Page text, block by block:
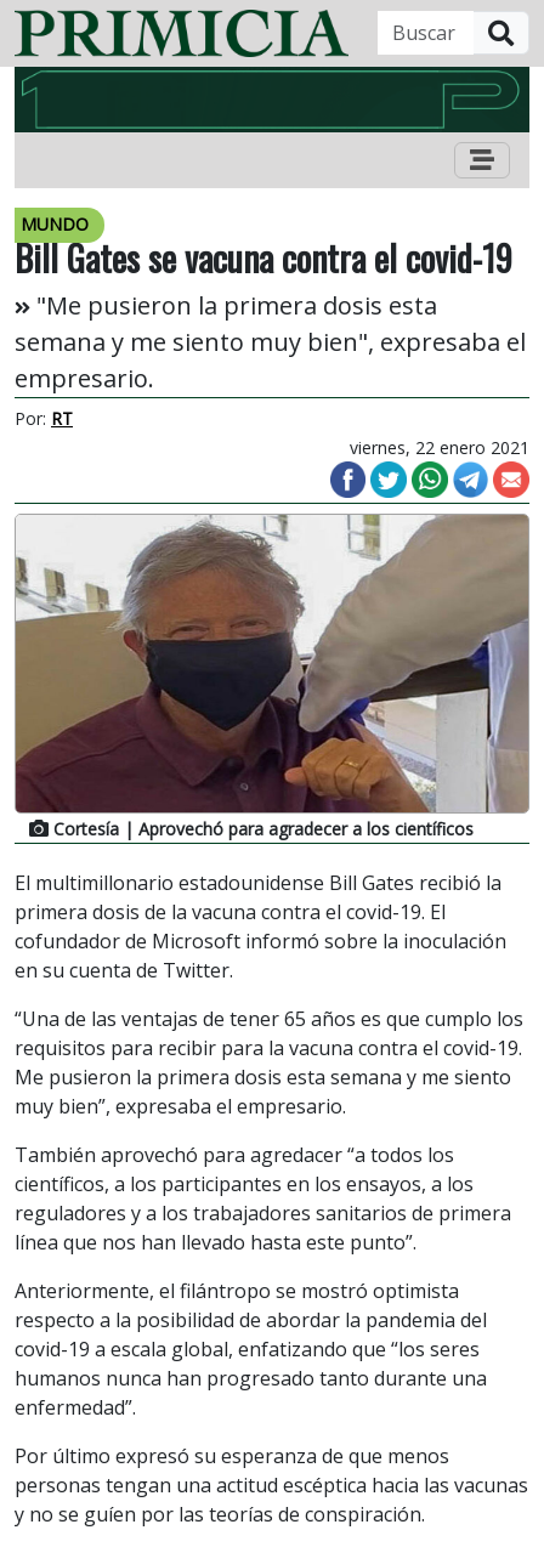
MUNDO
Bill Gates se vacuna contra el covid-19
"Me pusieron la primera dosis esta
semana y me siento muy bien", expresaba el
empresario.
Por: RT
viernes, 22 enero 2021
Cortesía | Aprovechó para agradecer a los científicos
El multimillonario estadounidense Bill Gates recibió la
primera dosis de la vacuna contra el covid-19. El
cofundador de Microsoft informó sobre la inoculación
en su cuenta de Twitter.
“Una de las ventajas de tener 65 años es que cumplo los
requisitos para recibir para la vacuna contra el covid-19.
Me pusieron la primera dosis esta semana y me siento
muy bien”, expresaba el empresario.
También aprovechó para agredacer “a todos los
científicos, a los participantes en los ensayos, a los
reguladores y a los trabajadores sanitarios de primera
línea que nos han llevado hasta este punto”.
Anteriormente, el filántropo se mostró optimista
respecto a la posibilidad de abordar la pandemia del
covid-19 a escala global, enfatizando que “los seres
humanos nunca han progresado tanto durante una
enfermedad”.
Por último expresó su esperanza de que menos
personas tengan una actitud escéptica hacia las vacunas
y no se guíen por las teorías de conspiración.